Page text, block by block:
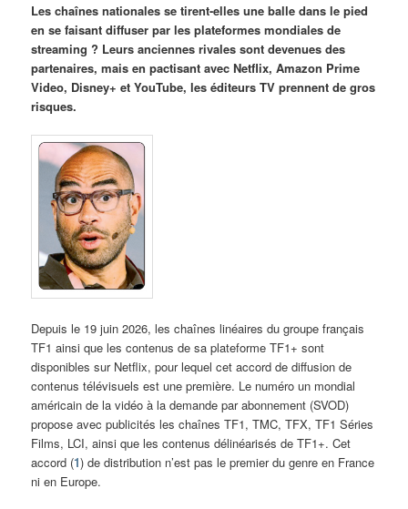
Les chaînes nationales se tirent-elles une balle dans le pied
en se faisant diffuser par les plateformes mondiales de
streaming ? Leurs anciennes rivales sont devenues des
partenaires, mais en pactisant avec Netflix, Amazon Prime
Video, Disney+ et YouTube, les éditeurs TV prennent de gros
risques.
Depuis le 19 juin 2026, les chaînes linéaires du groupe français
TF1 ainsi que les contenus de sa plateforme TF1+ sont
disponibles sur Netflix, pour lequel cet accord de diffusion de
contenus télévisuels est une première. Le numéro un mondial
américain de la vidéo à la demande par abonnement (SVOD)
propose avec publicités les chaînes TF1, TMC, TFX, TF1 Séries
Films, LCI, ainsi que les contenus délinéarisés de TF1+. Cet
accord (1) de distribution n’est pas le premier du genre en France
ni en Europe.